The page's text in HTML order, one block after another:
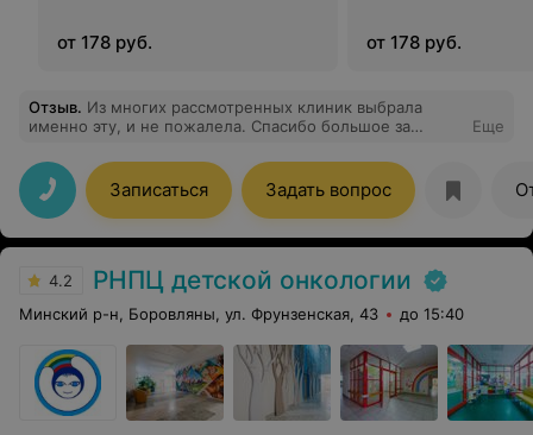
от 178 руб. от 178 руб.
Отзыв. Из многих рассмотренных клиник выбрала
именно эту, и не пожалела. Спасибо большое за
Еще
Записаться Задать вопрос
4.2 РНПЦ детской онкологии
Минский р-н, Боровляны, ул. Фрунзенская, 43 до 15:40